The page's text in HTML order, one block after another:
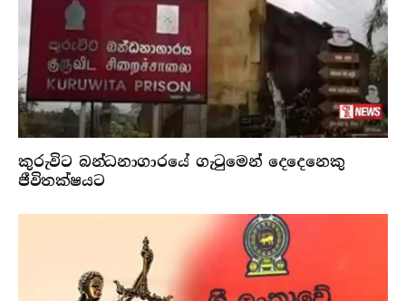
කුරුවිට බන්ධනාගාරයේ ගැටුමෙන් දෙදෙනෙකු
ජීවිතක්ෂයට